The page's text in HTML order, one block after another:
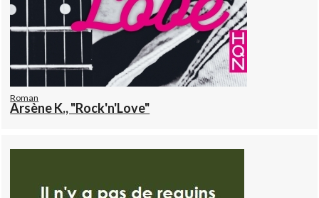
Roman
Arsène K., "Rock'n'Love"